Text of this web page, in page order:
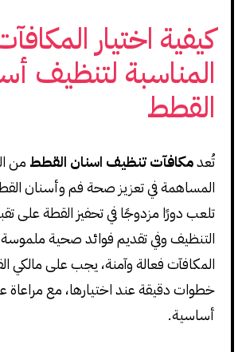
كيفية اختيار
المناسبة لتنظيف
القطط
تُعدمكافآت تنظيف اسنان القطط من
المساهمة في تعزيز صحة فم وأسنان
تلعب دورًا مزدوجًا في تحفيز القطة على
التنظيف وفي تقديم فوائد صحية
المكافآت فعالة وآمنة، يجب على مالكي
خطوات دقيقة عند اختيارها، مع مراعاة
أساسية.